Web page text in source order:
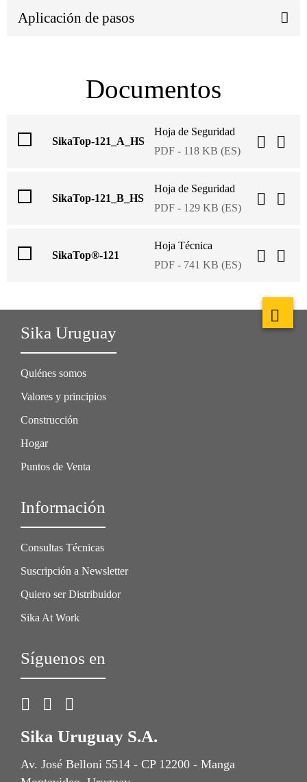
Aplicación de pasos
Documentos
SikaTop-121_A_HS
Hoja de Seguridad
PDF - 118 KB (ES)
SikaTop-121_B_HS
Hoja de Seguridad
PDF - 129 KB (ES)
SikaTop®-121
Hoja Técnica
PDF - 741 KB (ES)
Sika Uruguay
Quiénes somos
Valores y principios
Construcción
Hogar
Puntos de Venta
Información
Consultas Técnicas
Suscripción a Newsletter
Quiero ser Distribuidor
Sika At Work
Síguenos en
Sika Uruguay S.A.
Av. José Belloni 5514 - CP 12200 - Manga